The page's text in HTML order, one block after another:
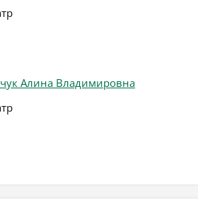
Алина Владимировна